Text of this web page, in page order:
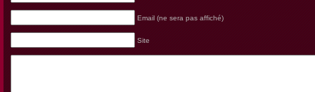
Email (ne sera pas affiché)
Site